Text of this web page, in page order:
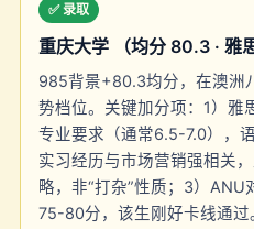
✅ 录取
重庆大学 （均分 80.3 · 雅
985背景+80.3均分，在澳洲
势档位。关键加分项：1）雅
专业要求（通常6.5-7.0），
实习经历与市场营销强相关
略，非“打杂”性质；3）
75-80分，该生刚好卡线通